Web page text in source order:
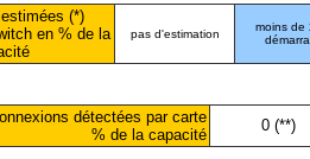
(*)
en % de la
pas d'estimation
moins de
détectées par carte
% de la capacité
0 (**)